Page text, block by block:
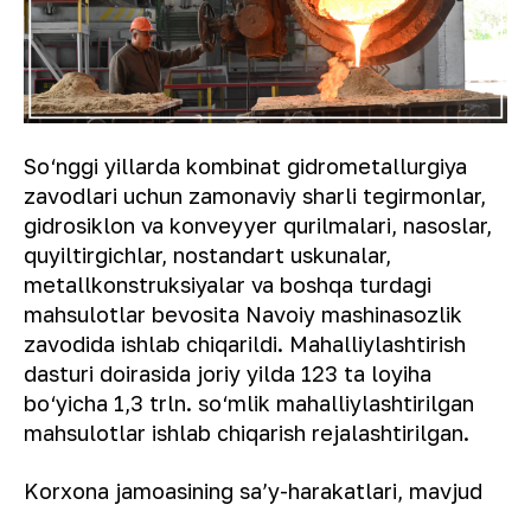
So‘nggi yillarda kombinat gidrometallurgiya
zavodlari uchun zamonaviy sharli tegirmonlar,
gidrosiklon va konveyyer qurilmalari, nasoslar,
quyiltirgichlar, nostandart uskunalar,
metallkonstruksiyalar va boshqa turdagi
mahsulotlar bevosita Navoiy mashinasozlik
zavodida ishlab chiqarildi. Mahalliylashtirish
dasturi doirasida joriy yilda 123 ta loyiha
bo‘yicha 1,3 trln. so‘mlik mahalliylashtirilgan
mahsulotlar ishlab chiqarish rejalashtirilgan.
Korxona jamoasining sa’y-harakatlari, mavjud